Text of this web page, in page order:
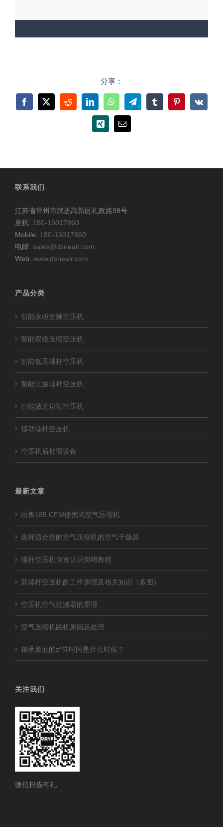
分享：
Facebook
X RedditLinkedInWhatsAppTelegramTumblrPinterest
Vk
Xing
电
邮
联系我们
江苏省常州市武进高新区礼政路98号
座机: 180-15017860
Mobile: 180-15017860
电邮: sales@dsneair.com
Web: www.dsneair.com
产品分类
智能永磁变频空压机
智能双级压缩空压机
智能低压螺杆空压机
智能无油螺杆空压机
智能激光切割空压机
移动螺杆空压机
空压机后处理设备
最新文章
出售185 CFM便携式空气压缩机
选择适合您的空气压缩机的空气干燥器
螺杆空压机快速认识简明教程
双螺杆空压机的工作原理及相关知识（多图）
空压机空气过滤器的原理
空气压缩机跳机原因及处理
轴承换油的z*佳时间是什么时候？
关注我们
微信扫描有礼